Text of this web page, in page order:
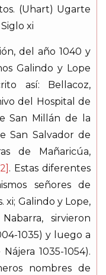
(Uhart) Ugarte
xi
del año 1040 y
Galindo y Lope
así: Bellacoz,
del Hospital de
San Millán de la
San Salvador de
de Mañaricúa,
[2] . Estas diferentes
señores de
xi; Galindo y Lope,
sirvieron
1035) y luego a
1035-1054).
nombres de